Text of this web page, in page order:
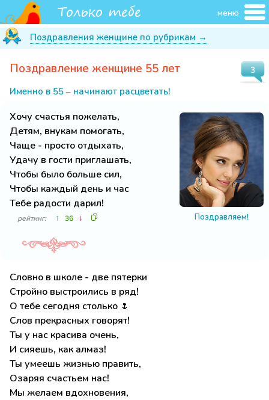
меню
Поздравления женщине по рубрикам →
3
Поздравление женщине 55 лет
Именно в 55 – начинают расцветать!
Поздравляем!
Хочу счастья пожелать,
Детям, внукам помогать,
Чаще - просто отдыхать,
Удачу в гости приглашать,
Чтобы было больше сил,
Чтобы каждый день и час
Тебе радости дарил!
рейтинг: ↑ 36 ↓
Словно в школе - две пятерки
Стройно выстроились в ряд!
О тебе сегодня столько 🌷
Слов прекрасных говорят!
Ты у нас красива очень,
И сияешь, как алмаз!
Ты умеешь жизнью править,
Озаряя счастьем нас!
Мы желаем вдохновения,